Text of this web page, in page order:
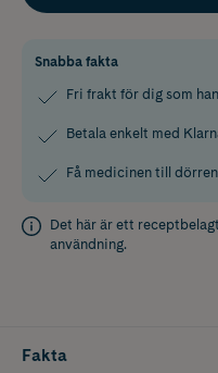
Snabba fakta
Fri frakt för dig som
Betala enkelt med
Få medicinen till
Det här är ett
användning.
Fakta